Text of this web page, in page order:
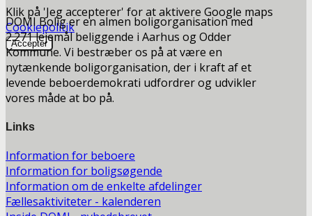
Klik på 'Jeg accepterer' for at aktivere Google maps
Cookiepolitik
Accepter
DOMI Bolig er en almen boligorganisation med
2.271 lejemål beliggende i Aarhus og Odder
Kommune. Vi bestræber os på at være en
nytænkende boligorganisation, der i kraft af et
levende beboerdemokrati udfordrer og udvikler
vores måde at bo på.
Links
Information for beboere
Information for boligsøgende
Information om de enkelte afdelinger
Fællesaktiviteter - kalenderen